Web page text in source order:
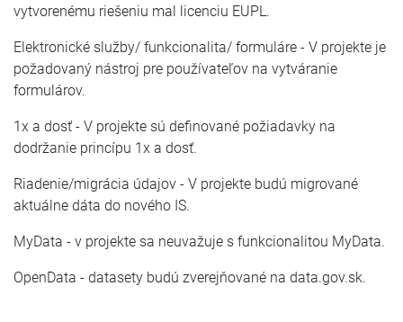
vytvorenému riešeniu mal licenciu EUPL.
Elektronické služby/ funkcionalita/ formuláre - V projekte je
požadovaný nástroj pre používateľov na vytváranie
formulárov.
1x a dosť - V projekte sú definované požiadavky na
dodržanie princípu 1x a dosť.
Riadenie/migrácia údajov - V projekte budú migrované
aktuálne dáta do nového IS.
MyData - v projekte sa neuvažuje s funkcionalitou MyData.
OpenData - datasety budú zverejňované na data.gov.sk.